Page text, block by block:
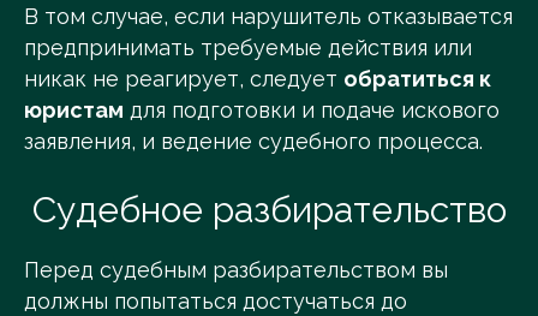
В том случае, если нарушитель отказывается
предпринимать требуемые действия или
никак не реагирует, следует обратиться к
юристам для подготовки и подаче искового
заявления, и ведение судебного процесса.
Судебное разбирательство
Перед судебным разбирательством вы
должны попытаться достучаться до